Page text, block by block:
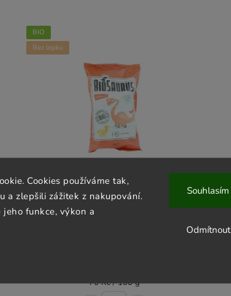
Cookies používáme tak,
a zlepšili zážitek z nakupování.
funkce, výkon a
Odmítnout
Souhlasím
BIO
Bez lepku
Biosaurus kečup BIO - vegan - bez lepku -
70 Kč / 100 g